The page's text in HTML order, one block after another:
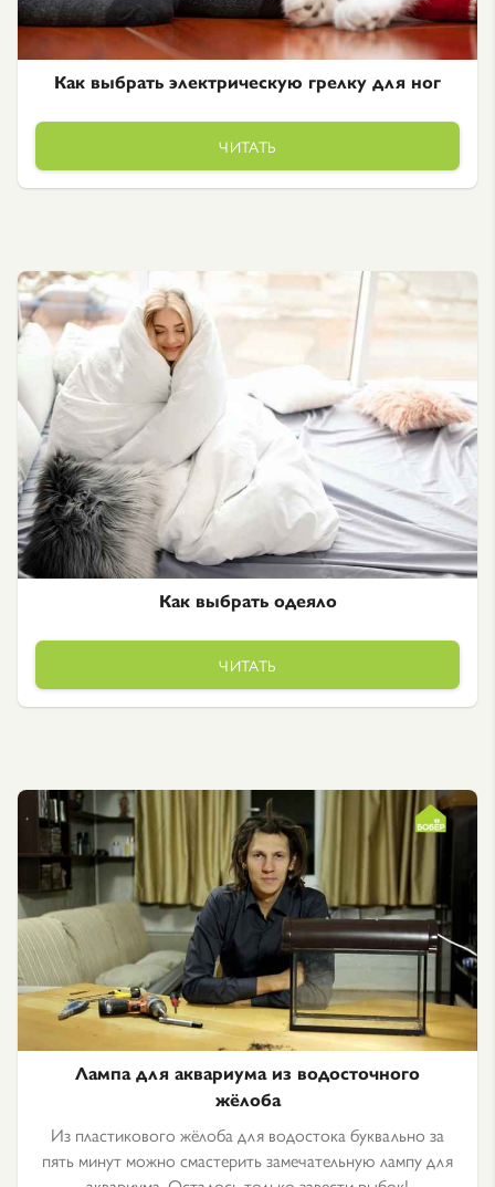
Как выбрать электрическую грелку для ног
ЧИТАТЬ
Как выбрать одеяло
ЧИТАТЬ
Лампа для аквариума из водосточного
жёлоба
Из пластикового жёлоба для водостока буквально за
пять минут можно смастерить замечательную лампу для